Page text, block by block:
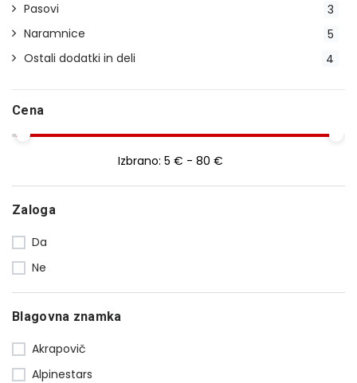
3
Pasovi
5
Naramnice
4
Ostali dodatki in deli
Cena
Izbrano: 5 € - 80 €
Zaloga
Da
Ne
Blagovna znamka
Akrapovič
Alpinestars